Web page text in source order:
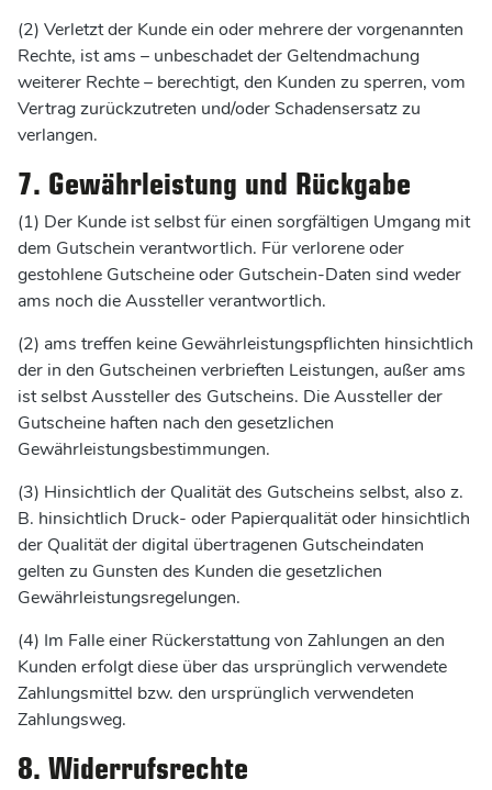
(2) Verletzt der Kunde ein oder mehrere der vorgenannten
Rechte, ist ams – unbeschadet der Geltendmachung
weiterer Rechte – berechtigt, den Kunden zu sperren, vom
Vertrag zurückzutreten und/oder Schadensersatz zu
verlangen.
7. Gewährleistung und Rückgabe
(1) Der Kunde ist selbst für einen sorgfältigen Umgang mit
dem Gutschein verantwortlich. Für verlorene oder
gestohlene Gutscheine oder Gutschein-Daten sind weder
ams noch die Aussteller verantwortlich.
(2) ams treffen keine Gewährleistungspflichten hinsichtlich
der in den Gutscheinen verbrieften Leistungen, außer ams
ist selbst Aussteller des Gutscheins. Die Aussteller der
Gutscheine haften nach den gesetzlichen
Gewährleistungsbestimmungen.
(3) Hinsichtlich der Qualität des Gutscheins selbst, also z.
B. hinsichtlich Druck- oder Papierqualität oder hinsichtlich
der Qualität der digital übertragenen Gutscheindaten
gelten zu Gunsten des Kunden die gesetzlichen
Gewährleistungsregelungen.
(4) Im Falle einer Rückerstattung von Zahlungen an den
Kunden erfolgt diese über das ursprünglich verwendete
Zahlungsmittel bzw. den ursprünglich verwendeten
Zahlungsweg.
8. Widerrufsrechte